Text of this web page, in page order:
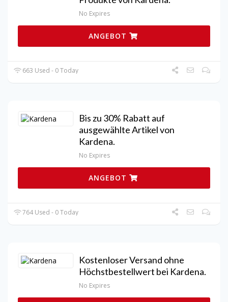
No Expires
ANGEBOT
663 Used - 0 Today
Bis zu 30% Rabatt auf
ausgewählte Artikel von
Kardena.
No Expires
ANGEBOT
764 Used - 0 Today
Kostenloser Versand ohne
Höchstbestellwert bei Kardena.
No Expires